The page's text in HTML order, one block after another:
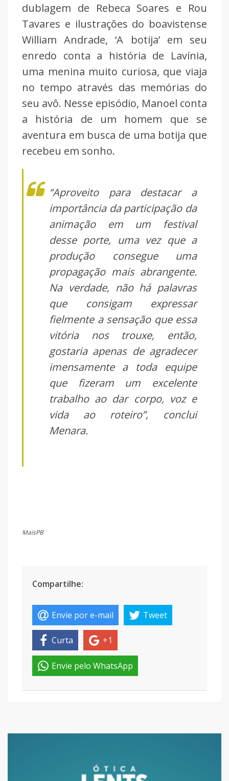
dublagem de Rebeca Soares e Rou
Tavares e ilustrações do boavistense
William Andrade, ‘A botija’ em seu
enredo conta a história de Lavínia,
uma menina muito curiosa, que viaja
no tempo através das memórias do
seu avô. Nesse episódio, Manoel conta
a história de um homem que se
aventura em busca de uma botija que
recebeu em sonho.
“Aproveito para destacar a
importância da participação da
animação em um festival
desse porte, uma vez que a
produção consegue uma
propagação mais abrangente.
Na verdade, não há palavras
que consigam expressar
fielmente a sensação que essa
vitória nos trouxe, então,
gostaria apenas de agradecer
imensamente a toda equipe
que fizeram um excelente
trabalho ao dar corpo, voz e
vida ao roteiro”, conclui
Menara.
MaisPB
Compartilhe:
Envie por e-mail Tweet
Curta +1
Envie pelo WhatsApp